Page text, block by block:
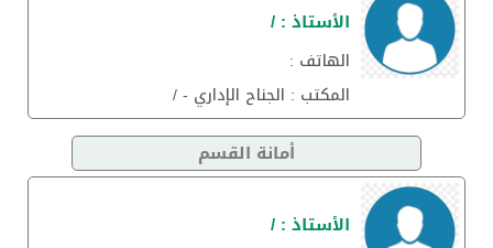
الأستاذ : /
الهاتف :
المكتب : الجناح الإداري - /
أمانة القسم
الأستاذ : /